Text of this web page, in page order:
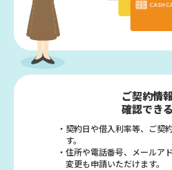
ご契約情
確認でき
・契約日や借入利率等、ご契
す。
・住所や電話番号、メールア
変更も申請いただけます。